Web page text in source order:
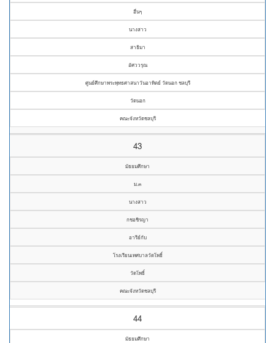
อื่นๆ
นางสาว
สาธิมา
อัศววรุณ
ศูนย์ศึกษาพระพุทธศาสนาวันอาทิตย์ วัดนอก ชลบุรี
วัดนอก
คณะจังหวัดชลบุรี
43
มัธยมศึกษา
ม.๓
นางสาว
กชอชิรญา
อารีย์กับ
โรงเรียนเทศบาลวัดโพธิ์
วัดโพธิ์
คณะจังหวัดชลบุรี
44
มัธยมศึกษา